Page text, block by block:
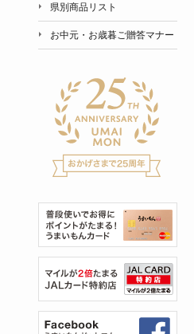
県別商品リスト
お中元・お歳暮ご贈答マナー